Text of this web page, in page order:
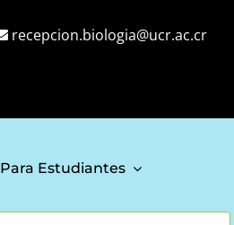
recepcion.biologia@ucr.ac.cr
Para Estudiantes